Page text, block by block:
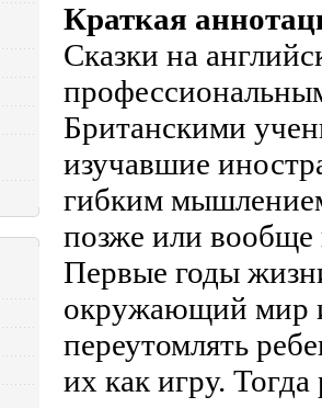
Краткая
Сказки на
Британскими
изучавшие
гибким
позже или вообще
Первые годы
окружающий мир
переутомлять
их как игру. Тогда